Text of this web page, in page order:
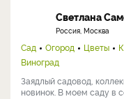
Светлана
Россия, Москва
Сад Огород Цветы
Виноград
Заядлый садовод,
новинок. В моем саду в